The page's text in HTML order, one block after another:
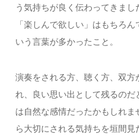
う気持ちが良く伝わってきまし
「楽しんで欲しい」はもちろ
いう言葉が多かったこと。
演奏をされる方、聴く方、双方
れ、良い思い出として残るの
は自然な感情だったかもしれ
ら大切にされる気持ちを垣間